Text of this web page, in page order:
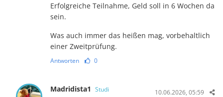
Erfolgreiche Teilnahme, Geld soll in 6 Wochen da
sein.
Was auch immer das heißen mag, vorbehaltlich
einer Zweitprüfung.
Antworten 0
Madridista1 Studi 10.06.2026, 05:59